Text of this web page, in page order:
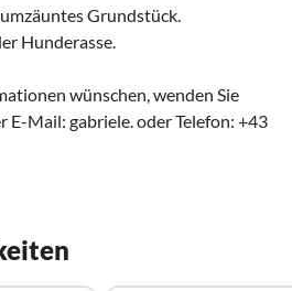
Grundstück.
Hunderasse.
wünschen, wenden Sie
E-Mail: gabriele. oder Telefon: +43